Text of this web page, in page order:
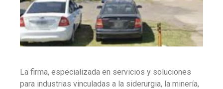
La firma, especializada en servicios y soluciones
para industrias vinculadas a la siderurgia, la minería,